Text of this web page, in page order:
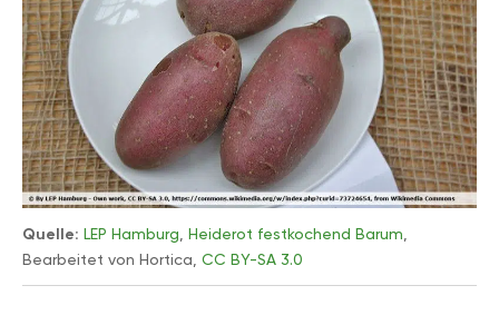
Quelle: LEP Hamburg, Heiderot festkochend Barum,
Bearbeitet von Hortica, CC BY-SA 3.0